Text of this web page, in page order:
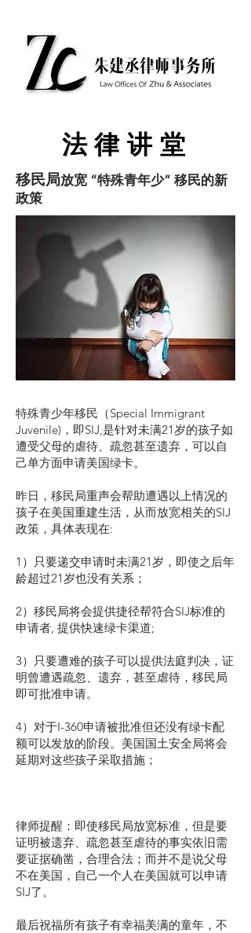
​法律讲堂
移民局放宽 “特殊青年少” 移民的新
政策
特殊青少年移民（Special Immigrant
Juvenile)，即SIJ,是针对未满21岁的孩子如
遭受父母的虐待、疏忽甚至遗弃，可以自
己单方面申请美国绿卡。
昨日，移民局重声会帮助遭遇以上情况的
孩子在美国重建生活，从而放宽相关的SIJ
政策，具体表现在:
1）只要递交申请时未满21岁，即使之后年
龄超过21岁也没有关系；
2）移民局将会提供捷径帮符合SIJ标准的
申请者, 提供快速绿卡渠道;
3）只要遭难的孩子可以提供法庭判决，证
明曾遭遇疏忽、遗弃，甚至虐待，移民局
即可批准申请。
4）对于I-360申请被批准但还没有绿卡配
额可以发放的阶段。美国国土安全局将会
延期对这些孩子采取措施；
律师提醒：即使移民局放宽标准，但是要
证明被遗弃、疏忽甚至虐待的事实依旧需
要证据确凿，合理合法；而并不是说父母
不在美国，自己一个人在美国就可以申请
SIJ了。
最后祝福所有孩子有幸福美满的童年，不